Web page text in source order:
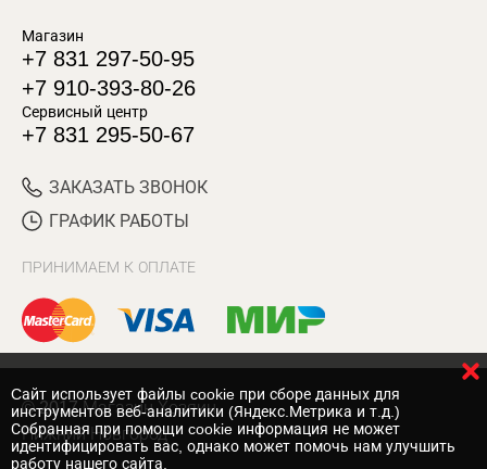
Магазин
+7 831 297-50-95
+7 910-393-80-26
Сервисный центр
+7 831 295-50-67
ЗАКАЗАТЬ ЗВОНОК
ГРАФИК РАБОТЫ
ПРИНИМАЕМ К ОПЛАТЕ
© 2017 Магазин Хозяин
Нижний Новгород
Cайт использует файлы cookie при сборе данных для
инструментов веб-аналитики (Яндекс.Метрика и т.д.)
Собранная при помощи cookie информация не может
идентифицировать вас, однако может помочь нам улучшить
работу нашего сайта.